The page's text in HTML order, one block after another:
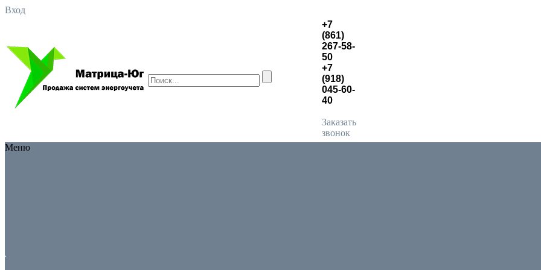
Вход
+7
(861)
267-58-
50
+7
(918)
045-60-
40
Заказать
звонок
Меню